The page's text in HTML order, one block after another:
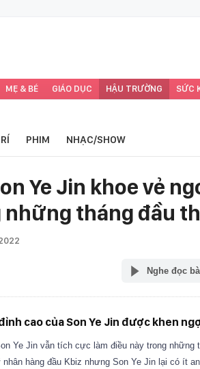
MẸ & BÉ GIÁO DỤC HẬU TRƯỜNG SỨC
PHIM NHẠC/SHOW
Ye Jin khoe vẻ
tháng đầu
Nghe đọc
cao của Son Ye Jin được khen
Ye Jin vẫn tích cực làm điều này trong những
nhân hàng đầu Kbiz nhưng Son Ye Jin lại có ít